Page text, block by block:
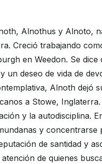
Alnothus y Alnoto,
Creció trabajando
en Weedon. Se dice
deseo de vida de
Alnoth dejó
a Stowe,
y la autodisciplina.
y concentrarse
de santidad y
de quienes